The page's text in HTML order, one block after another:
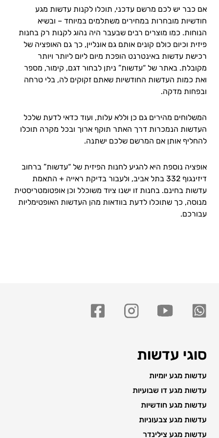
אם כבר יש לכם מרשם עדכני, תוכלו לקנות עדשות מגע
חודשיות מובחרות במחירים משתלמים במיוחד – ובשיא
הנוחות. כמו מוצרים רבים שבעבר היה נהוג לקנות רק בחנות
פיזית וכיום כולם קונים אותם גם אונליין, כך גם האופציה של
רכישת עדשות באינטרנט הופכת מיום ליום ליותר ויותר
מקובלת. באתר של “עדשות” ניתן לבחור דגם, קימור, מספר
ואת כמות העדשות החודשיות שאתם זקוקים לה, בלי טרחה
ובפחות מדקה.
המשלוחים מהירים גם כן וללא עלות, ועוד כדאי לדעת שלכל
העדשות הנמכרות דרך האתר תוקף ארוך ובכל מקרה תוכלו
להחליף אותן אם המרשם שלכם ישתנה.
אופציה נוספת היא להגיע לחנות הפיזית של “עדשות” ברחוב
דיזינגוף 332 בתל אביב, ולעבור בדיקת ראייה + התאמת
עדשות בחינם. בחנות זו ישנו ציוד משוכלל וכן אופטומטריסטית
מנוסה, כך שתוכלו לדעת בוודאות מהן העדשות האופטימליות
עבורכם.
סוגי עדשות
עדשות מגע יומיות
עדשות מגע דו שבועיות
עדשות מגע חודשיות
עדשות מגע צבעוניות
עדשות מגע צילינדר